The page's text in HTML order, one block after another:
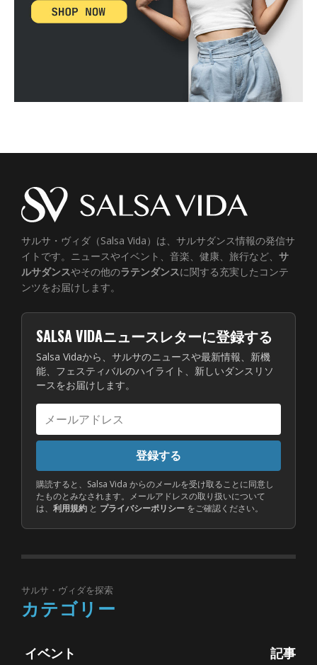
サルサ・ヴィダ（Salsa Vida）は、サルサダンス情報の発信サ
イトです。ニュースやイベント、音楽、健康、旅行など、 サ
ルサダンスやその他のラテンダンスに関する充実したコンテ
ンツをお届けします。
SALSA VIDAニュースレターに登録する
Salsa Vidaから、サルサのニュースや最新情報、新機
能、フェスティバルのハイライト、新しいダンスリソ
ースをお届けします。
ー
ル
ア
ド
レ
ス
登録する
購読すると、Salsa Vida からのメールを受け取ることに同意し
たものとみなされます。メールアドレスの取り扱いについて
は、 利用規約 と プライバシーポリシー をご確認ください。
サルサ・ヴィダを探索
カテゴリー
記事
イベント